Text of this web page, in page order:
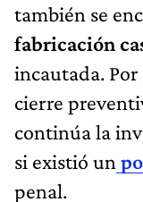
también se
fabricación
incautada.
cierre
continúa la
si existió un
penal.